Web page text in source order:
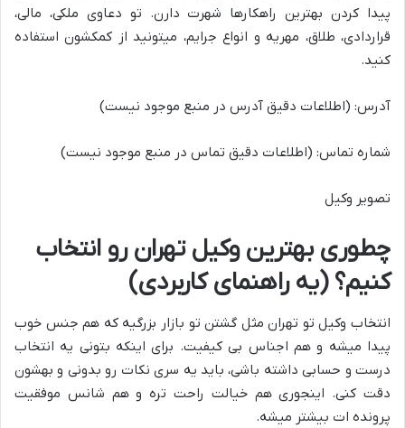
پیدا کردن بهترین راهکارها شهرت دارن. تو دعاوی ملکی، مالی،
قراردادی، طلاق، مهریه و انواع جرایم، میتونید از کمکشون استفاده
کنید.
آدرس: (اطلاعات دقیق آدرس در منبع موجود نیست)
شماره تماس: (اطلاعات دقیق تماس در منبع موجود نیست)
تصویر وکیل
چطوری بهترین وکیل تهران رو انتخاب
کنیم؟ (یه راهنمای کاربردی)
انتخاب وکیل تو تهران مثل گشتن تو بازار بزرگیه که هم جنس خوب
پیدا میشه و هم اجناس بی کیفیت. برای اینکه بتونی یه انتخاب
درست و حسابی داشته باشی، باید یه سری نکات رو بدونی و بهشون
دقت کنی. اینجوری هم خیالت راحت تره و هم شانس موفقیت
پرونده ات بیشتر میشه.